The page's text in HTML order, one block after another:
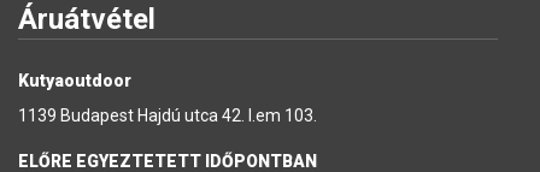
Áruátvétel
Kutyaoutdoor
1139 Budapest Hajdú utca 42. I.em 103.
ELŐRE EGYEZTETETT IDŐPONTBAN